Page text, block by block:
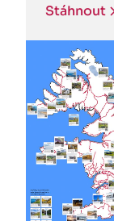
Stáhnout